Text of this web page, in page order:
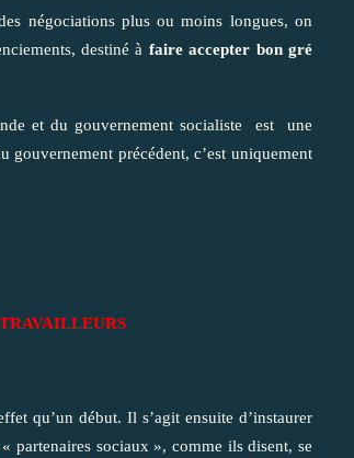
négociations plus ou moins longues, on
destiné à faire accepter bon gré
et du gouvernement socialiste est une
précédent, c’est uniquement
qu’un début. Il s’agit ensuite d’instaurer
partenaires sociaux », comme ils disent, se